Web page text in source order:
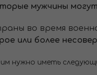
мужчины
во время
или более
нужно иметь